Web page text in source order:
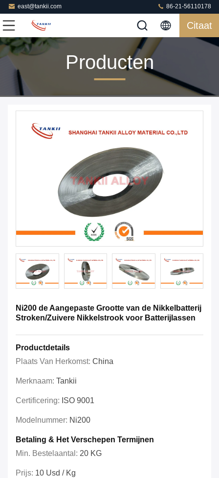
east@tankii.com 86-21-56110178
Citaat
Producten
Ni200 de Aangepaste Grootte van de Nikkelbatterij
Stroken/Zuivere Nikkelstrook voor Batterijlassen
Productdetails
Plaats Van Herkomst: China
Merknaam: Tankii
Certificering: ISO 9001
Modelnummer: Ni200
Betaling & Het Verschepen Termijnen
Min. Bestelaantal: 20 KG
Prijs: 10 Usd / Kg